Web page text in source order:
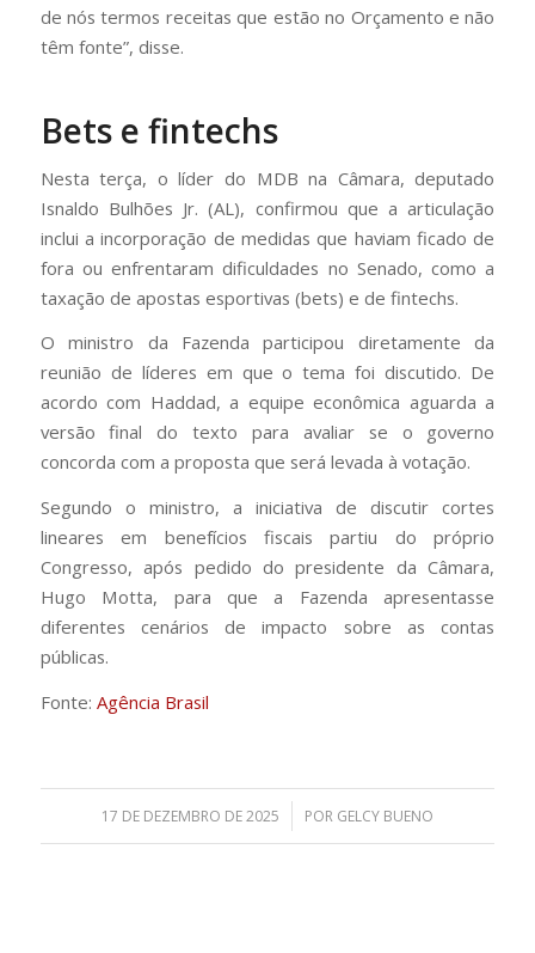
de nós termos receitas que estão no Orçamento e não
têm fonte”, disse.
Bets e fintechs
Nesta terça, o líder do MDB na Câmara, deputado
Isnaldo Bulhões Jr. (AL), confirmou que a articulação
inclui a incorporação de medidas que haviam ficado de
fora ou enfrentaram dificuldades no Senado, como a
taxação de apostas esportivas (bets) e de fintechs.
O ministro da Fazenda participou diretamente da
reunião de líderes em que o tema foi discutido. De
acordo com Haddad, a equipe econômica aguarda a
versão final do texto para avaliar se o governo
concorda com a proposta que será levada à votação.
Segundo o ministro, a iniciativa de discutir cortes
lineares em benefícios fiscais partiu do próprio
Congresso, após pedido do presidente da Câmara,
Hugo Motta, para que a Fazenda apresentasse
diferentes cenários de impacto sobre as contas
públicas.
Fonte: Agência Brasil
17 DE DEZEMBRO DE 2025
/ POR GELCY BUENO